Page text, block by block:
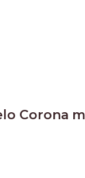
Corona